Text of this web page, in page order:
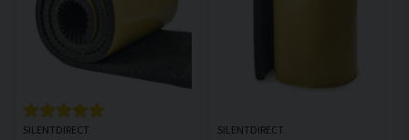
SILENTDIRECT SILENTDIRECT